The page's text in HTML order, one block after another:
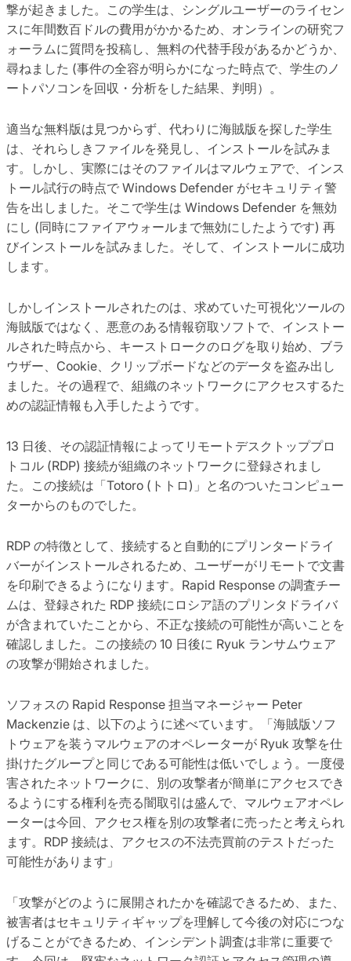
撃が起きました。この学生は、シングルユーザーのライセン
スに年間数百ドルの費用がかかるため、オンラインの研究フ
ォーラムに質問を投稿し、無料の代替手段があるかどうか、
尋ねました (事件の全容が明らかになった時点で、学生のノ
ートパソコンを回収・分析をした結果、判明）。
適当な無料版は見つからず、代わりに海賊版を探した学生
は、それらしきファイルを発見し、インストールを試みま
す。しかし、実際にはそのファイルはマルウェアで、インス
トール試行の時点で Windows Defender がセキュリティ警
告を出しました。そこで学生は Windows Defender を無効
にし (同時にファイアウォールまで無効にしたようです) 再
びインストールを試みました。そして、インストールに成功
します。
しかしインストールされたのは、求めていた可視化ツールの
海賊版ではなく、悪意のある情報窃取ソフトで、インストー
ルされた時点から、キーストロークのログを取り始め、ブラ
ウザー、Cookie、クリップボードなどのデータを盗み出し
ました。その過程で、組織のネットワークにアクセスするた
めの認証情報も入手したようです。
13 日後、その認証情報によってリモートデスクトッププロ
トコル (RDP) 接続が組織のネットワークに登録されまし
た。この接続は「Totoro (トトロ)」と名のついたコンピュー
ターからのものでした。
RDP の特徴として、接続すると自動的にプリンタードライ
バーがインストールされるため、ユーザーがリモートで文書
を印刷できるようになります。Rapid Response の調査チー
ムは、登録された RDP 接続にロシア語のプリンタドライバ
が含まれていたことから、不正な接続の可能性が高いことを
確認しました。この接続の 10 日後に Ryuk ランサムウェア
の攻撃が開始されました。
ソフォスの Rapid Response 担当マネージャー Peter
Mackenzie は、以下のように述べています。「海賊版ソフ
トウェアを装うマルウェアのオペレーターが Ryuk 攻撃を仕
掛けたグループと同じである可能性は低いでしょう。一度侵
害されたネットワークに、別の攻撃者が簡単にアクセスでき
るようにする権利を売る闇取引は盛んで、マルウェアオペレ
ーターは今回、アクセス権を別の攻撃者に売ったと考えられ
ます。RDP 接続は、アクセスの不法売買前のテストだった
可能性があります」
「攻撃がどのように展開されたかを確認できるため、また、
被害者はセキュリティギャップを理解して今後の対応につな
げることができるため、インシデント調査は非常に重要で